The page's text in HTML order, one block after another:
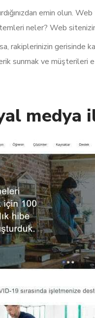
emin olun.
neler? Web
rakiplerinizin gerisinde
sunmak ve müşterileri
medya